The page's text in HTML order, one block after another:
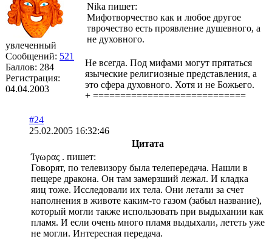
увлеченный
Сообщений: 521
Баллов: 284
Регистрация:
04.04.2003
Nika пишет:
Мифотворчество как и любое другое
тврочество есть проявление душевного, а
не духовного.
Не всегда. Под мифами могут прятаться
языческие религиозные представления, а
это сфера духовного. Хотя и не Божьего.
+ ============================
#24
25.02.2005 16:32:46
Цитата
Ίγωρας . пишет:
Говорят, по телевизору была телепередача. Нашли в
пещере дракона. Он там замерзший лежал. И кладка
яиц тоже. Исследовали их тела. Они летали за счет
наполнения в животе каким-то газом (забыл название),
который могли также использовать при выдыхании как
пламя. И если очень много пламя выдыхали, лететь уже
не могли. Интересная передача.